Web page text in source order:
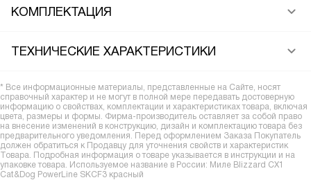
КОМПЛЕКТАЦИЯ
ТЕХНИЧЕСКИЕ ХАРАКТЕРИСТИКИ
* Все информационные материалы, представленные на Сайте, носят
справочный характер и не могут в полной мере передавать достоверную
информацию о свойствах, комплектации и характеристиках товара, включая
цвета, размеры и формы. Фирма-производитель оставляет за собой право
на внесение изменений в конструкцию, дизайн и комплектацию товара без
предварительного уведомления. Перед оформлением Заказа Покупатель
должен обратиться к Продавцу для уточнения свойств и характеристик
Товара. Подробная информация о товаре указывается в инструкции и на
упаковке товара. Используемое название в России: Миле Blizzard CX1
Cat&Dog PowerLine SKCF3 красный